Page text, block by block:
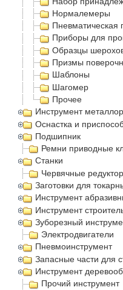
Нормалемеры
Пневматическая
Приборы для
Образцы
Призмы
Шаблоны
Шагомер
Прочее
Инструмент
Оснастка и
Подшипник
Ремни приводные
Станки
Червячные
Заготовки для
Инструмент
Инструмент
Зуборезный
Электродвигатели
Пневмоинструмент
Запасные части для
Инструмент
Прочий инструмент